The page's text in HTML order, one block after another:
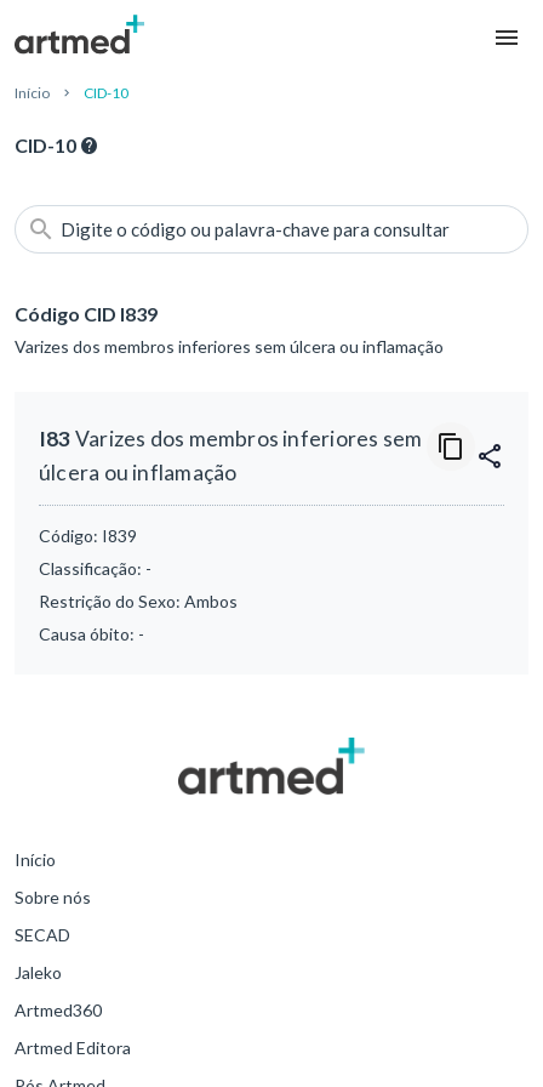
Início CID-10
CID-10
Digite o código ou palavra-chave para consultar
Código CID I839
Varizes dos membros inferiores sem úlcera ou inflamação
I83Varizes dos membros inferiores sem
úlcera ou inflamação
Código: I839
Classificação: -
Restrição do Sexo: Ambos
Causa óbito: -
Início
Sobre nós
SECAD
Jaleko
Artmed360
Artmed Editora